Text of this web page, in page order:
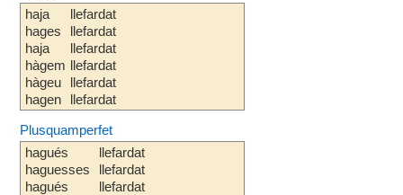
haja
hages
haja
hàgem
hàgeu
hagen
llefardat
llefardat
llefardat
llefardat
llefardat
llefardat
Plusquamperfet
hagués
haguesses
hagués
llefardat
llefardat
llefardat